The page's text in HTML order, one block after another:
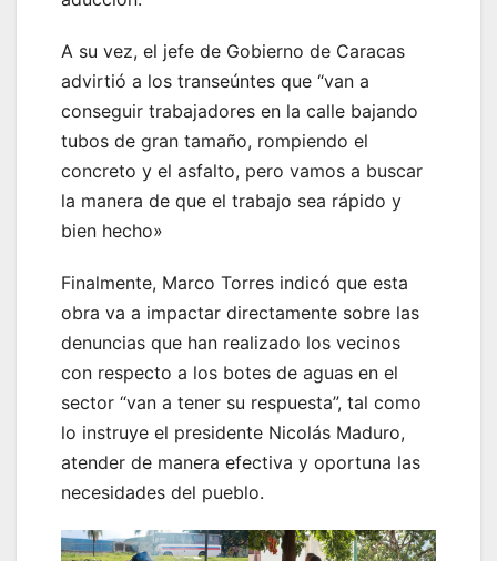
A su vez, el jefe de Gobierno de Caracas
advirtió a los transeúntes que “van a
conseguir trabajadores en la calle bajando
tubos de gran tamaño, rompiendo el
concreto y el asfalto, pero vamos a buscar
la manera de que el trabajo sea rápido y
bien hecho»
Finalmente, Marco Torres indicó que esta
obra va a impactar directamente sobre las
denuncias que han realizado los vecinos
con respecto a los botes de aguas en el
sector “van a tener su respuesta”, tal como
lo instruye el presidente Nicolás Maduro,
atender de manera efectiva y oportuna las
necesidades del pueblo.